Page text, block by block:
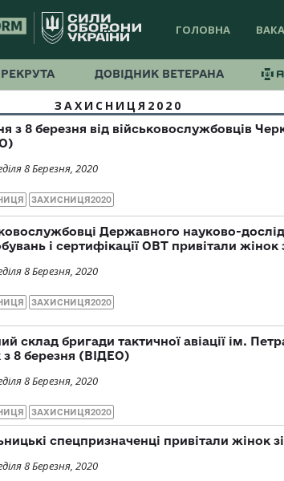
ГОЛОВНА
ДОВІДНИК ВЕТЕРАНА
ЗАХИСНИЦЯ2020
з 8 березня від військовослужбовців
8 Березня, 2020
ЗАХИСНИЦЯ2020
Державного науково-
і сертифікації ОВТ привітали
8 Березня, 2020
ЗАХИСНИЦЯ2020
склад бригади тактичної авіації ім.
з 8 березня (ВІДЕО)
8 Березня, 2020
ЗАХИСНИЦЯ2020
спецпризначенці привітали жінок
8 Березня, 2020